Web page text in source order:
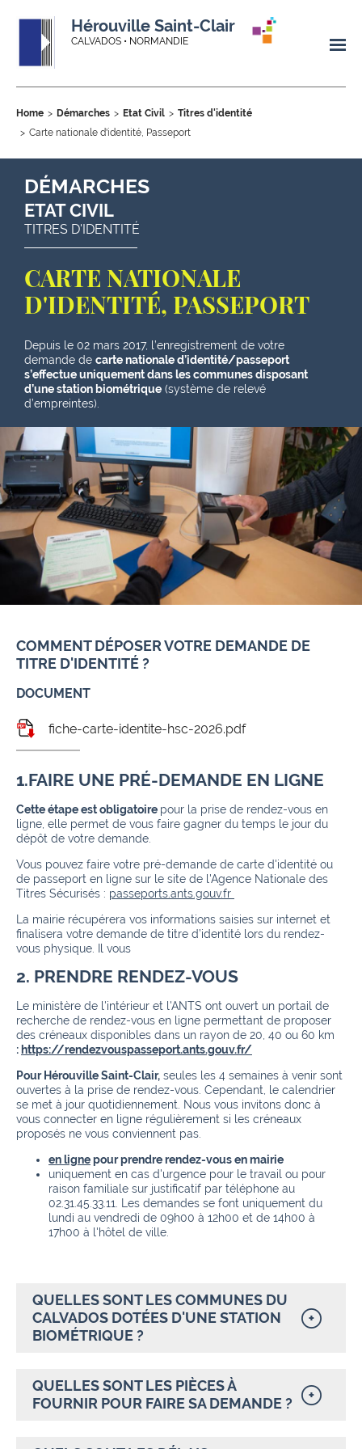
Hérouville Saint-Clair
CALVADOS • NORMANDIE
Home Démarches Etat Civil
Titres d'identité
Carte nationale d'identité, Passeport
DÉMARCHES
ETAT CIVIL
TITRES D'IDENTITÉ
CARTE NATIONALE
D'IDENTITÉ, PASSEPORT
Depuis le 02 mars 2017, l’enregistrement de votre
demande de carte nationale d’identité/passeport
s’effectue uniquement dans les communes disposant
d’une station biométrique (système de relevé
d’empreintes).
COMMENT DÉPOSER VOTRE DEMANDE DE
TITRE D'IDENTITÉ ?
1.FAIRE UNE PRÉ-DEMANDE EN LIGNE
Cette étape est obligatoire pour la prise de rendez-vous en
ligne, elle permet de vous faire gagner du temps le jour du
dépôt de votre demande.
Vous pouvez faire votre pré-demande de carte d'identité ou
de passeport en ligne sur le site de l'Agence Nationale des
Titres Sécurisés : passeports.ants.gouv.fr
La mairie récupérera vos informations saisies sur internet et
finalisera votre demande de titre d’identité lors du rendez-
vous physique. Il vous
2. PRENDRE RENDEZ-VOUS
Le ministère de l'intérieur et l'ANTS ont ouvert un portail de
recherche de rendez-vous en ligne permettant de proposer
des créneaux disponibles dans un rayon de 20, 40 ou 60 km
: https://rendezvouspasseport.ants.gouv.fr/
Pour Hérouville Saint-Clair, seules les 4 semaines à venir sont
ouvertes à la prise de rendez-vous. Cependant, le calendrier
se met à jour quotidiennement. Nous vous invitons donc à
vous connecter en ligne régulièrement si les créneaux
proposés ne vous conviennent pas.
en lignepour prendre rendez-vous en mairie
uniquement en cas d'urgence pour le travail ou pour
raison familiale sur justificatif par téléphone au
02.31.45.33.11. Les demandes se font uniquement du
lundi au vendredi de 09h00 à 12h00 et de 14h00 à
17h00 à l'hôtel de ville.
DOCUMENT
fiche-carte-identite-hsc-2026.pdf
QUELLES SONT LES COMMUNES DU
CALVADOS DOTÉES D'UNE STATION
BIOMÉTRIQUE ?
QUELLES SONT LES PIÈCES À
FOURNIR POUR FAIRE SA DEMANDE ?